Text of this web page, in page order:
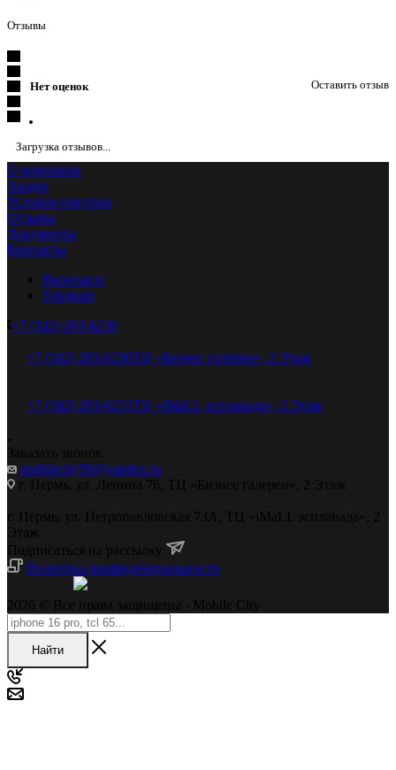
Отзывы
Нет оценок Оставить отзыв
Загрузка отзывов...
О компании
Акции
Условия покупки
Отзывы
Документы
Контакты
Вконтакте
Telegram
+7 (342) 203-6230
+7 (342) 203-6230ТЦ «Бизнес галереи», 2 Этаж
+7 (342) 203-6231ТЦ «iMaLL эспланада», 2 Этаж
Заказать звонок
mobilecity59@yandex.ru
г. Пермь, ул. Ленина 76, ТЦ «Бизнес галереи», 2 Этаж
г. Пермь, ул. Петропавловская 73А, ТЦ «iMaLL эспланада», 2
Этаж
Подписаться на рассылку
Политика конфиденциальности
2026 © Все права защищены - Mobile City
Найти